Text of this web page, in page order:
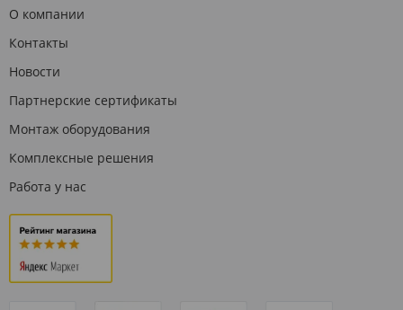
О компании
Контакты
Новости
Партнерские сертификаты
Монтаж оборудования
Комплексные решения
Работа у нас